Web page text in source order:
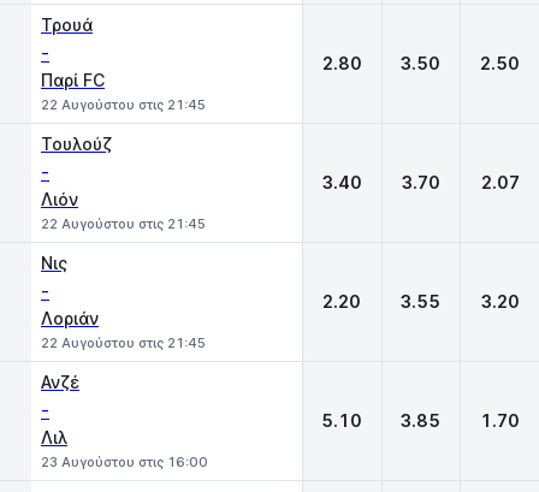
Τρουά
-
Παρί FC
22 Αυγούστου στις 21:45
2.80 3.50 2.50
Τουλούζ
-
Λιόν
22 Αυγούστου στις 21:45
3.40 3.70 2.07
Νις
-
Λοριάν
22 Αυγούστου στις 21:45
2.20 3.55 3.20
Ανζέ
-
Λιλ
23 Αυγούστου στις 16:00
5.10 3.85 1.70